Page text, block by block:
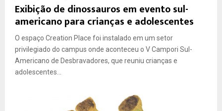
Exibição de dinossauros em evento sul-
americano para crianças e adolescentes
O espaço Creation Place foi instalado em um setor
privilegiado do campus onde aconteceu o V Campori Sul-
Americano de Desbravadores, que reuniu crianças e
adolescentes...